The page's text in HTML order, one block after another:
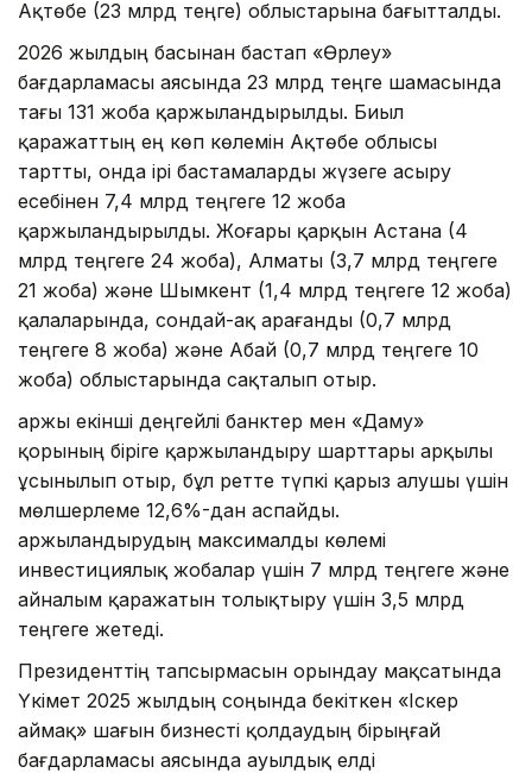
Ақтөбе (23 млрд теңге) облыстарына бағытталды.
2026 жылдың басынан бастап «Өрлеу»
бағдарламасы аясында 23 млрд теңге шамасында
тағы 131 жоба қаржыландырылды. Биыл
қаражаттың ең көп көлемін Ақтөбе облысы
тартты, онда ірі бастамаларды жүзеге асыру
есебінен 7,4 млрд теңгеге 12 жоба
қаржыландырылды. Жоғары қарқын Астана (4
млрд теңгеге 24 жоба), Алматы (3,7 млрд теңгеге
21 жоба) және Шымкент (1,4 млрд теңгеге 12 жоба)
қалаларында, сондай-ақ Қарағанды (0,7 млрд
теңгеге 8 жоба) және Абай (0,7 млрд теңгеге 10
жоба) облыстарында сақталып отыр.
Қаржы екінші деңгейлі банктер мен «Даму»
қорының біріге қаржыландыру шарттары арқылы
ұсынылып отыр, бұл ретте түпкі қарыз алушы үшін
мөлшерлеме 12,6%-дан аспайды.
Қаржыландырудың максималды көлемі
инвестициялық жобалар үшін 7 млрд теңгеге және
айналым қаражатын толықтыру үшін 3,5 млрд
теңгеге жетеді.
Президенттің тапсырмасын орындау мақсатында
Үкімет 2025 жылдың соңында бекіткен «Іскер
аймақ» шағын бизнесті қолдаудың бірыңғай
бағдарламасы аясында ауылдық елді